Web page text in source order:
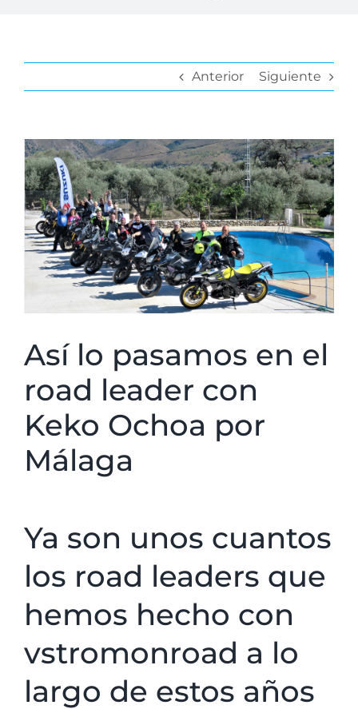
Anterior Siguiente
Ver
imagen
más
grande
Así lo pasamos en el
road leader con
Keko Ochoa por
Málaga
Ya son unos cuantos
los road leaders que
hemos hecho con
vstromonroad a lo
largo de estos años